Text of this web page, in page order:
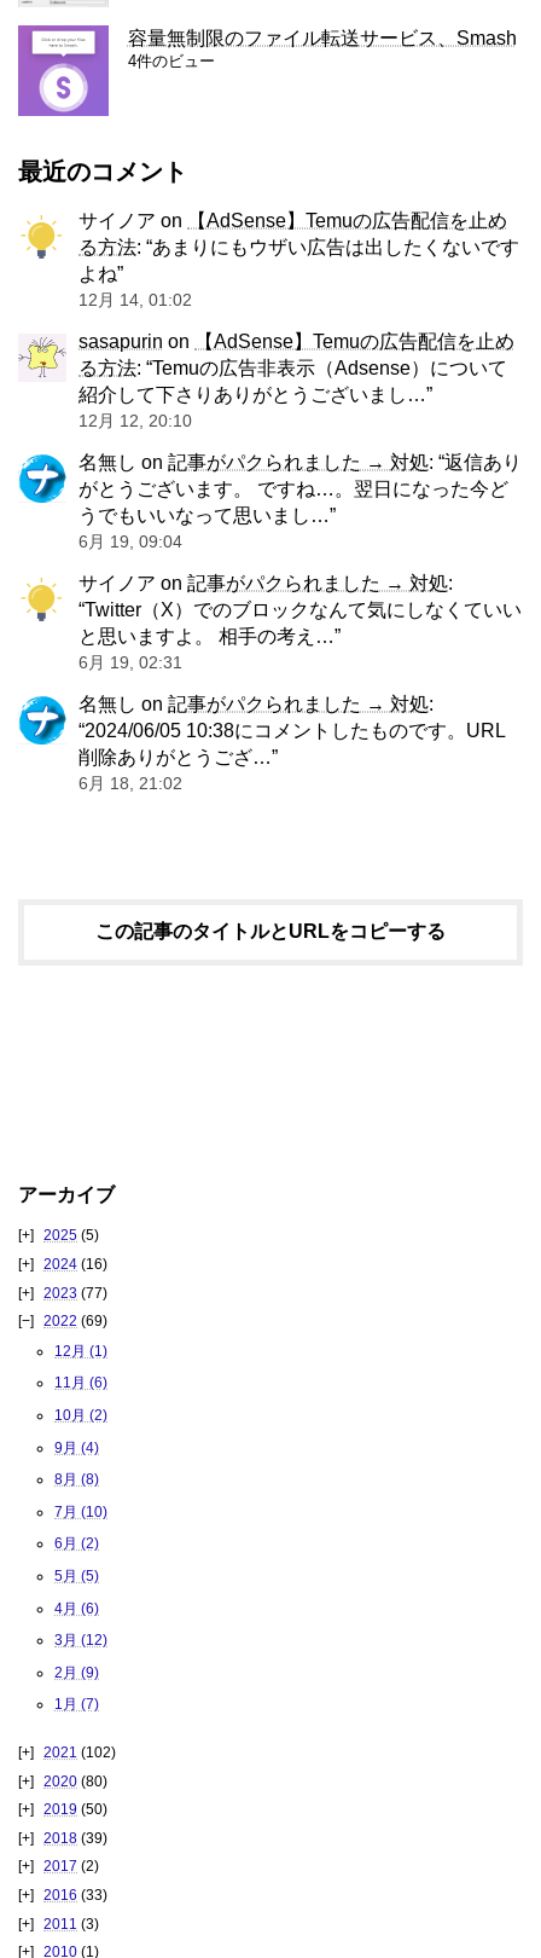
容量無制限のファイル転送サービス、Smash
4件のビュー
最近のコメント
サイノア on
【AdSense】Temuの広告配信を止め
る方法: “あまりにもウザい広告は出したくないです
よね”
12月 14, 01:02
sasapurin on
【AdSense】Temuの広告配信を止め
る方法: “Temuの広告非表示（Adsense）について
紹介して下さりありがとうございまし…”
12月 12, 20:10
名無し on 記事がパクられました → 対処: “返信あり
がとうございます。 ですね…。翌日になった今ど
うでもいいなって思いまし…”
6月 19, 09:04
サイノア on 記事がパクられました → 対処:
“Twitter（X）でのブロックなんて気にしなくていい
と思いますよ。 相手の考え…”
6月 19, 02:31
名無し on 記事がパクられました → 対処:
“2024/06/05 10:38にコメントしたものです。URL
削除ありがとうござ…”
6月 18, 21:02
この記事のタイトルとURLをコピーする
アーカイブ
2025 (5)
2024 (16)
2023 (77)
2022 (69)
12月 (1)
11月 (6)
10月 (2)
9月 (4)
8月 (8)
7月 (10)
6月 (2)
5月 (5)
4月 (6)
3月 (12)
2月 (9)
1月 (7)
2021 (102)
2020 (80)
2019 (50)
2018 (39)
2017 (2)
2016 (33)
2011 (3)
2010 (1)